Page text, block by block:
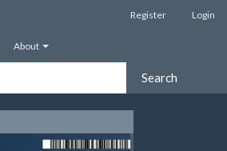
Register Login
About
Search